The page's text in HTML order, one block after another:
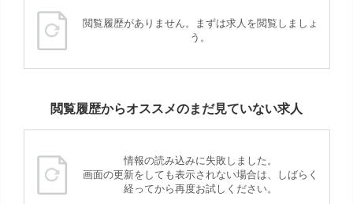
閲覧履歴がありません。まずは求人を閲覧しましょ
う。
閲覧履歴からオススメのまだ見ていない求人
情報の読み込みに失敗しました。
画面の更新をしても表示されない場合は、しばらく
経ってから再度お試しください。